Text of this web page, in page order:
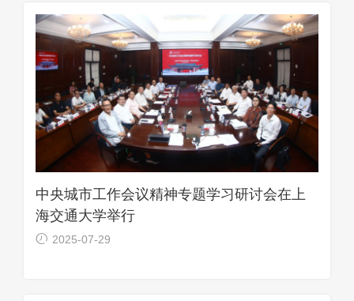
中央城市工作会议精神专题学习研讨会在上
海交通大学举行
2025-07-29